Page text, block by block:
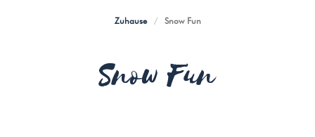
Zuhause / Snow Fun
Snow Fun